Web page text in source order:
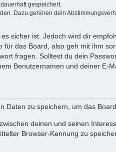
gespeichert.
Dazu gehören dein
sicher ist. Jedoch wird dir
das Board, also geh mit ihm
fragen. Solltest du dein
Benutzernamen und deiner
zu speichern, um das
deinen und seinen
Browser-Kennung zu